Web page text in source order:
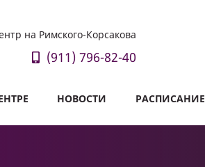
на Римского-Корсакова
(911) 796-82-40
НОВОСТИ РАСПИСАНИЕ